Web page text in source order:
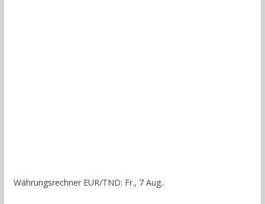
Währungsrechner EUR/TND: Fr., 7 Aug..